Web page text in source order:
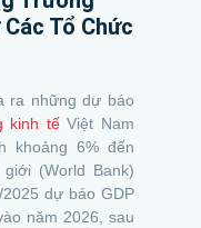
Tổ Chức
ra những dự báo
kinh tếViệt Nam
khoảng 6% đến
(World Bank)
dự báo GDP
năm 2026, sau